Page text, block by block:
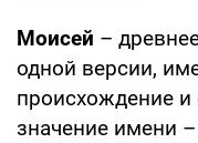
Моисей –
одной версии,
происхождение и
значение имени